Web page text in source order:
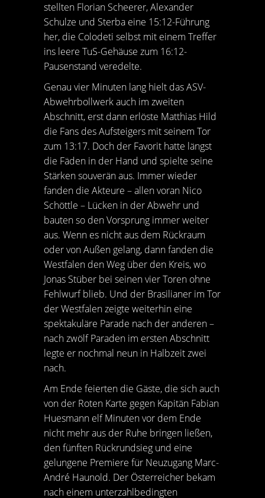
stellten Florian Scheerer, Alexander
Schulze und Sterba eine 15:12-Führung
her, die Colodeti selbst mit einem Treffer
ins leere TuS-Gehäuse zum 16:12-
Pausenstand veredelte.
Genau vier Minuten lang hielt das ASV-
Abwehrbollwerk auch im zweiten
Abschnitt, erst dann erlöste Matthias Hild
die Fans des Aufsteigers mit seinem Tor
zum 13:17. Doch der Favorit hatte längst
die Fäden in der Hand und spielte seine
Stärken souverän aus. Immer wieder
fanden die Akteure – allen voran Nico
Schöttle – Lücken in der Abwehr und
bauten so den Vorsprung immer weiter
aus. Wenn es nicht aus dem Rückraum
oder von Außen gelang, dann fanden die
Westfalen den Weg über den Kreis, wo
Jonas Stüber bei seinen vier Toren ohne
Fehlwurf blieb. Und der Brasilianer im Tor
der Westfalen zeigte weiterhin eine
spektakuläre Parade nach der anderen –
nach zwölf Paraden im ersten Abschnitt
legte er nochmal neun in Halbzeit zwei
nach.
Am Ende feierten die Gäste, die sich auch
von der Roten Karte gegen Kapitän Fabian
Huesmann elf Minuten vor dem Ende
nicht mehr aus der Ruhe bringen ließen,
den fünften Rückrundsieg und eine
gelungene Premiere für Neuzugang Marc-
André Haunold. Der Österreicher bekam
nach einem unterzahlbedingten